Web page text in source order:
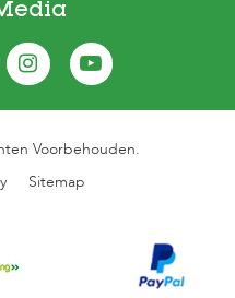
Voorbehouden.
Sitemap